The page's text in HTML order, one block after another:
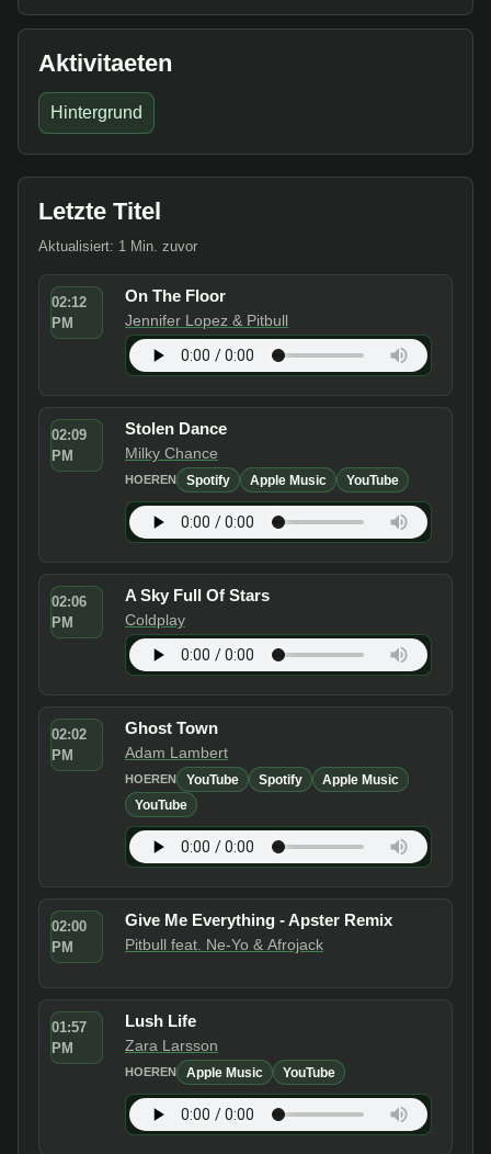
Aktivitaeten
Hintergrund
Letzte Titel
Aktualisiert: 1 Min. zuvor
02:12
PM
On The Floor
Jennifer Lopez & Pitbull
02:09
PM
Stolen Dance
Milky Chance
HOEREN Spotify Apple Music YouTube
02:06
PM
A Sky Full Of Stars
Coldplay
02:02
PM
Ghost Town
Adam Lambert
HOEREN YouTube Spotify
Apple Music
YouTube
02:00
PM
Give Me Everything - Apster Remix
Pitbull feat. Ne-Yo & Afrojack
01:57
PM
Lush Life
Zara Larsson
HOEREN Apple Music YouTube